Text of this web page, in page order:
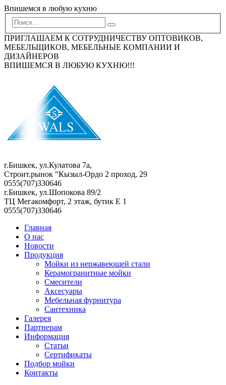
Впишемся в любую кухню
ПРИГЛАШАЕМ К СОТРУДНИЧЕСТВУ ОПТОВИКОВ,
МЕБЕЛЬЩИКОВ, МЕБЕЛЬНЫЕ КОМПАНИИ И
ДИЗАЙНЕРОВ
ВПИШЕМСЯ В ЛЮБУЮ КУХНЮ!!!
г.Бишкек, ул.Кулатова 7а,
Строит.рынок "Кызыл-Ордо 2 проход, 29
0555(707)330646
г.Бишкек, ул.Шопокова 89/2
ТЦ Мегакомфорт, 2 этаж, бутик Е 1
0555(707)330646
Главная
О нас
Новости
Продукция
Мойки из нержавеющей стали
Керамогранитные мойки
Смесители
Аксесуары
Мебельная фурнитура
Сантехника
Галерея
Партнерам
Информация
Статьи
Сертификаты
Подбор мойки
Контакты